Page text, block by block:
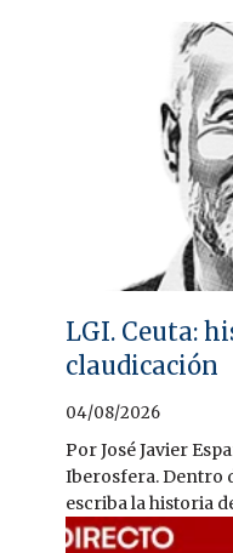
LGI. Ceuta:
claudicación
04/08/2026
Por José Javier
Iberosfera. Dentro
escriba la historia